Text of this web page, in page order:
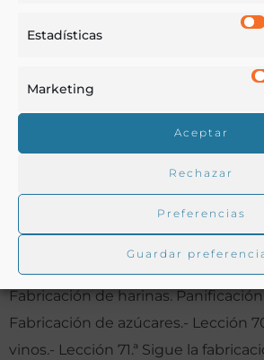
Estadísticas
Marketing
Aceptar
Rechazar
Preferencias
Guardar
Higiene animal. Aptitudes
animales.- Lección 61.ª Cría del
vacuno.- Lección 63.ª Cría del
66.ª Insectos útiles. Gusano de la
Cochinilla.- Lección 67.ª Industrias
Generalidades. Clasificaciones.-
Fabricación de harinas.
Fabricación de azúcares.- Lección
vinos.- Lección 71.ª Sigue la